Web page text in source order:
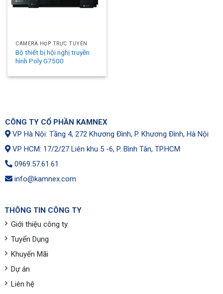
CAMERA HỌP TRỰC TUYẾN
Bộ thiết bị hội nghị truyền
hình Poly G7500
CÔNG TY CỔ PHẦN KAMNEX
VP Hà Nội: Tầng 4, 272 Khương Đình, P. Khương Đình, Hà Nội
VP HCM: 17/2/27 Liên khu 5 -6, P. Bình Tân, TP.HCM
0969.57.61.61
info@kamnex.com
THÔNG TIN CÔNG TY
Giới thiệu công ty
Tuyển Dụng
Khuyến Mãi
Dự án
Liên hệ